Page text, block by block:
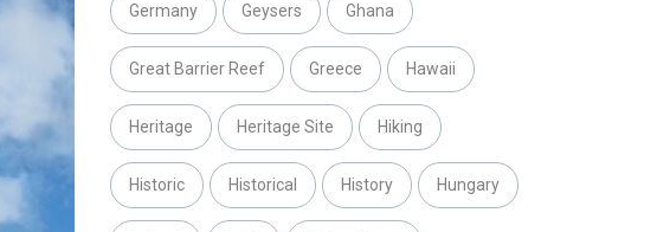
Germany Geysers Ghana
Great Barrier Reef Greece Hawaii
Heritage Heritage Site Hiking
Historic Historical History Hungary